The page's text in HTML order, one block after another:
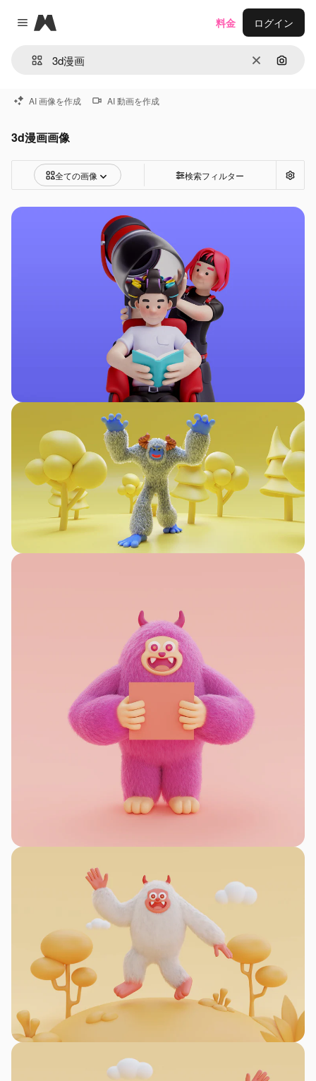
Close menu
Magnific
消去 画像で
料金 ログイン
AI 画像を作成 AI 動画を作成
3d漫画画像
全ての画像 検索フィルター